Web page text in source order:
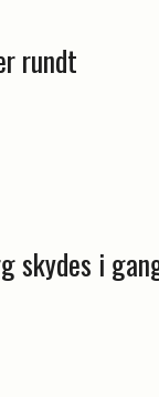
rundt
skydes i